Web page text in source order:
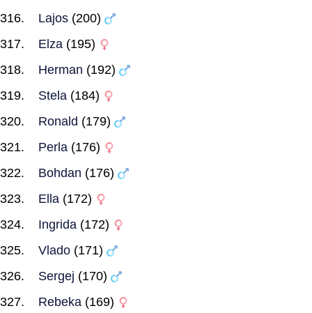
Lajos (200)
Elza (195)
Herman (192)
Stela (184)
Ronald (179)
Perla (176)
Bohdan (176)
Ella (172)
Ingrida (172)
Vlado (171)
Sergej (170)
Rebeka (169)